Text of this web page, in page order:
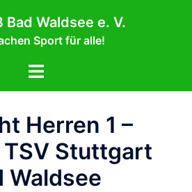
Bad Waldsee e. V.
Sport für alle!
Menü
Herren 1 –
TSV Stuttgart
Waldsee